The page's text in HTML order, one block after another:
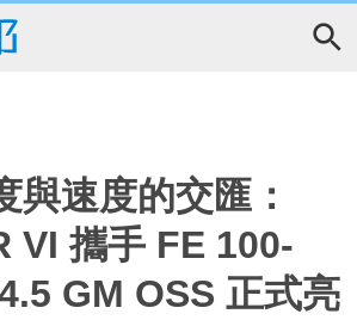
與速度的交匯：
VI 攜手 FE 100-
GM OSS 正式亮